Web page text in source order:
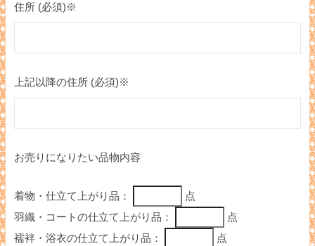
住所 (必須)※
上記以降の住所 (必須)※
お売りになりたい品物内容
着物・仕立て上がり品：
点
羽織・コートの仕立て上がり品：
点
襦袢・浴衣の仕立て上がり品：
点